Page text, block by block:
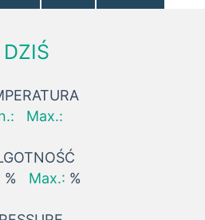
DZIŚ
Max.:
% Max.: %